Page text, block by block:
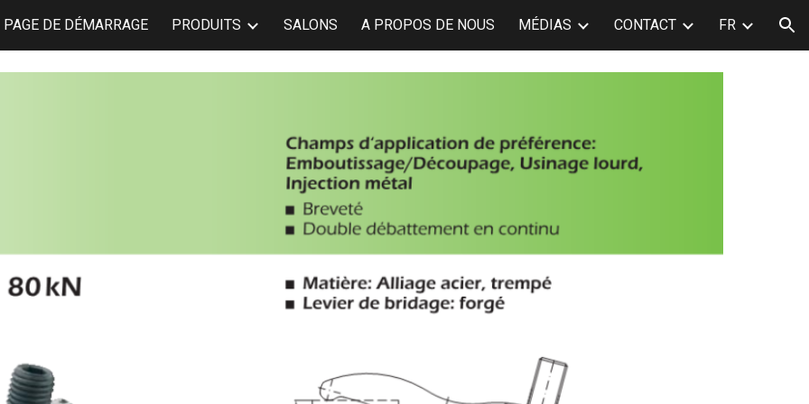
to main content Skip to navigation
PAGE DE DÉMARRAGE PRODUITS SALONS A PROPOS DE NOUS MÉDIAS CONTACT FR